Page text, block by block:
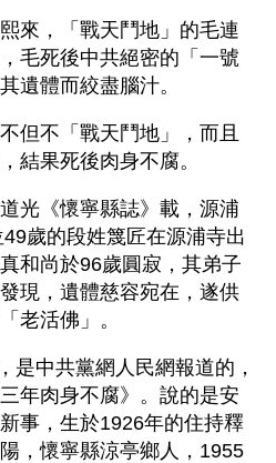
來，「戰天鬥地」的毛連
毛死後中共絕密的「一號
遺體而絞盡腦汁。
但不「戰天鬥地」，而且
結果死後肉身不腐。
光《懷寧縣誌》載，源浦
歲的段姓篾匠在源浦寺出
和尚於96歲圓寂，其弟子
現，遺體慈容宛在，遂供
老活佛」。
是中共黨網人民網報道的，
年肉身不腐》。說的是安
事，生於1926年的住持釋
，懷寧縣涼亭鄉人，1955